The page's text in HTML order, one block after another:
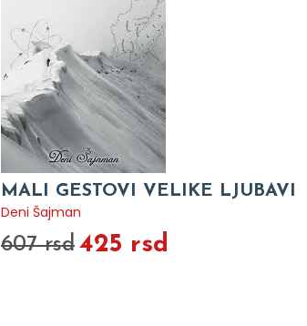
MALI GESTOVI VELIKE LJUBAVI
Deni Šajman
607 rsd 425 rsd